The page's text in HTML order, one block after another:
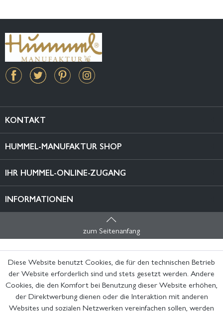
KONTAKT
HUMMEL-MANUFAKTUR SHOP
IHR HUMMEL-ONLINE-ZUGANG
INFORMATIONEN
zum Seitenanfang
Diese Website benutzt Cookies, die für den technischen Betrieb
der Website erforderlich sind und stets gesetzt werden. Andere
Cookies, die den Komfort bei Benutzung dieser Website erhöhen,
der Direktwerbung dienen oder die Interaktion mit anderen
Websites und sozialen Netzwerken vereinfachen sollen, werden